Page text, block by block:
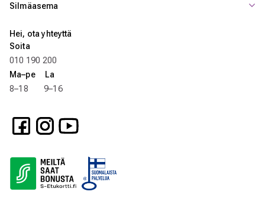
Silmäasema
Hei, ota yhteyttä
Soita
010 190 200
Ma–pe La
8–18 9–16